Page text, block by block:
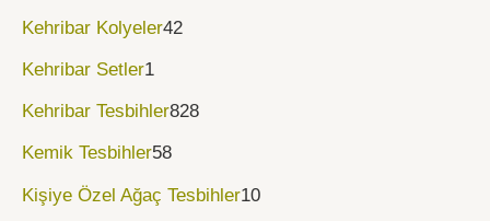
Kehribar Kolyeler42
Kehribar Setler1
Kehribar Tesbihler828
Kemik Tesbihler58
Kişiye Özel Ağaç Tesbihler10